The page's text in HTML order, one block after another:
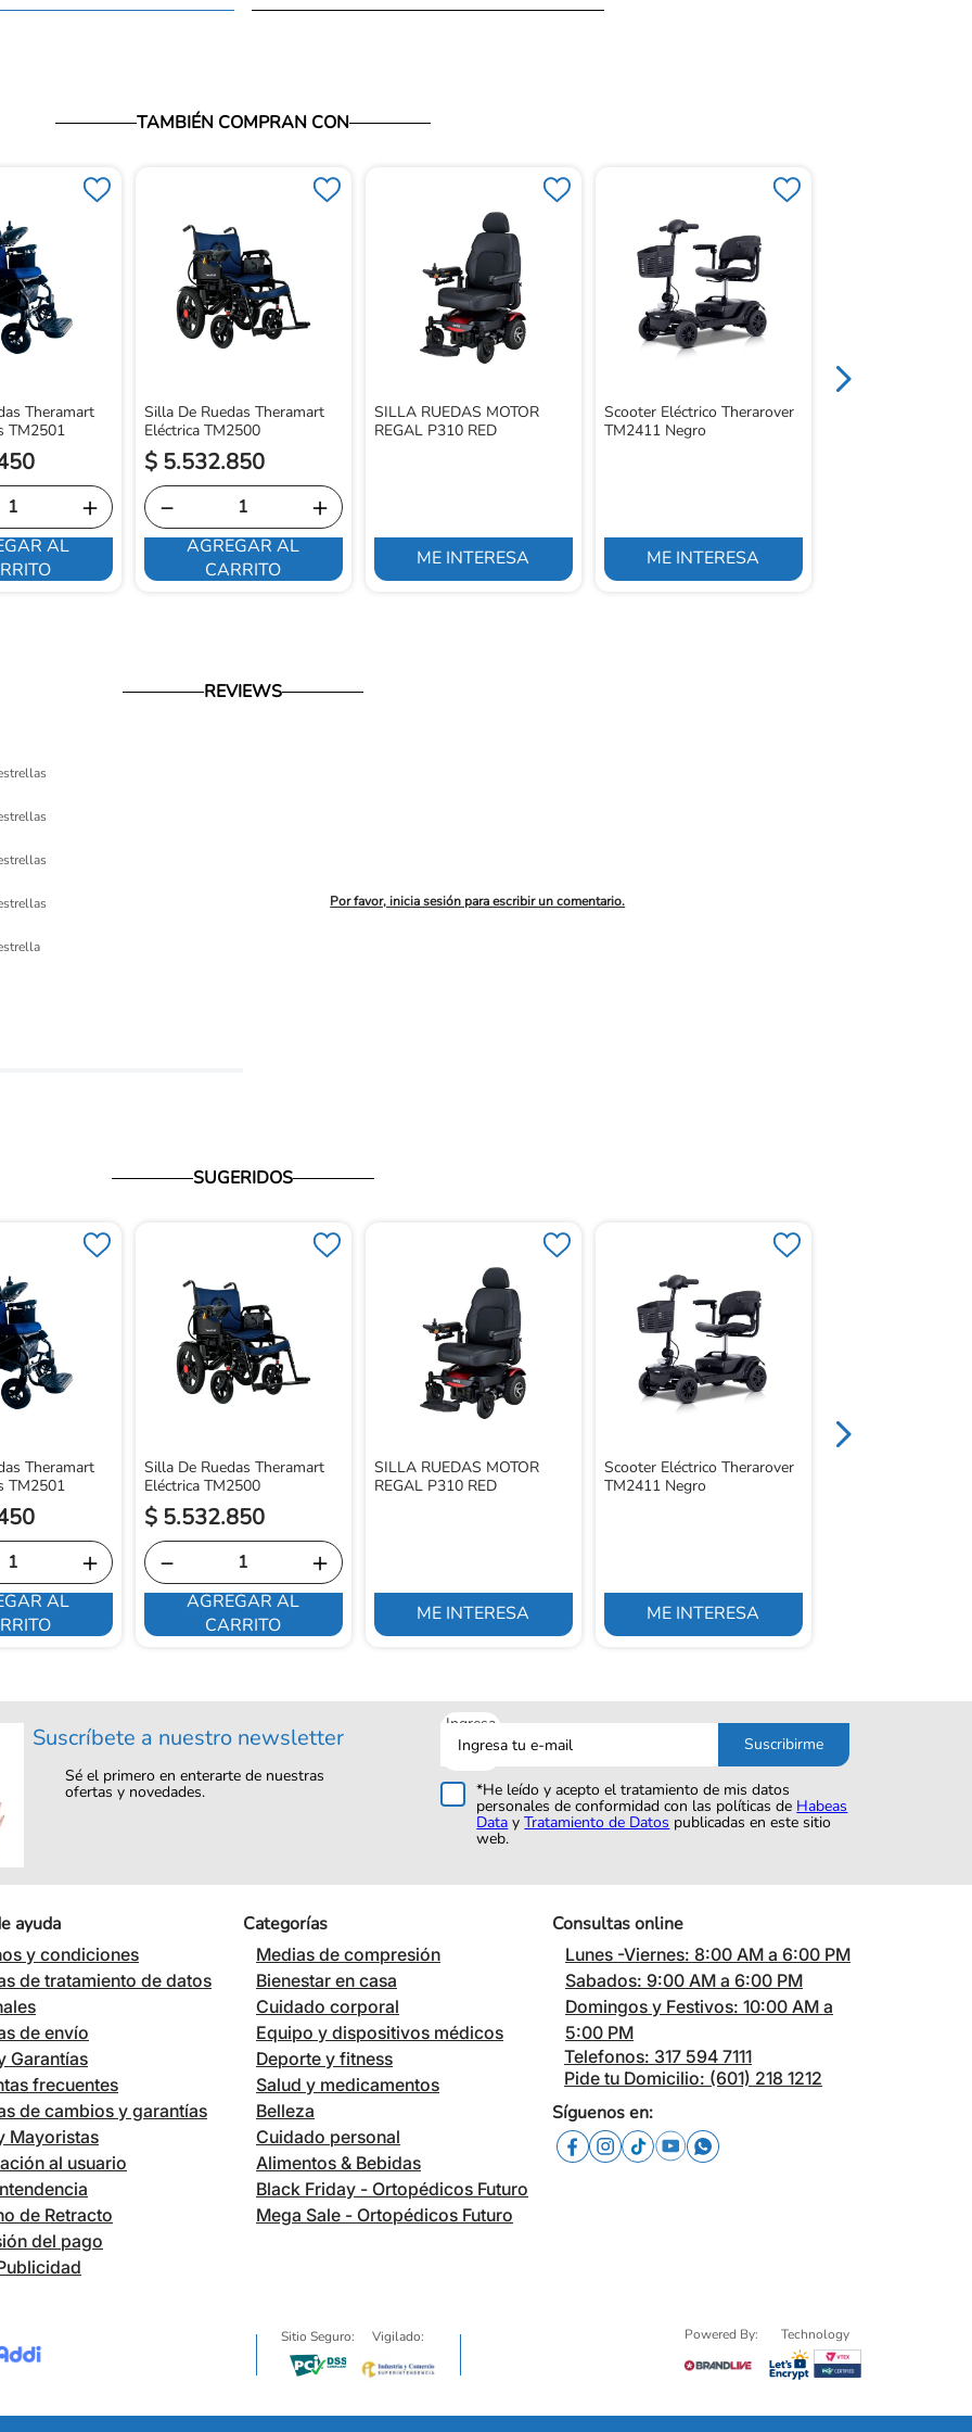
TAMBIÉN COMPRAN CON
Theramart
TM2501
＋
AL
Silla De Ruedas Theramart
Eléctrica TM2500
$ 5.532.850
＋
－
AGREGAR AL
CARRITO
SILLA RUEDAS MOTOR
REGAL P310 RED
ME INTERESA
Scooter Eléctrico Therarover
TM2411 Negro
ME INTERESA
REVIEWS
Por favor, inicia sesión para escribir un comentario.
SUGERIDOS
Theramart
TM2501
＋
AL
Silla De Ruedas Theramart
Eléctrica TM2500
$ 5.532.850
＋
－
AGREGAR AL
CARRITO
SILLA RUEDAS MOTOR
REGAL P310 RED
ME INTERESA
Scooter Eléctrico Therarover
TM2411 Negro
ME INTERESA
Suscríbete a nuestro newsletter
Sé el primero en enterarte de nuestras
ofertas y novedades.
Ingresa
tu
correo
Suscribirme
*He leído y acepto el tratamiento de mis datos
personales de conformidad con las políticas de Habeas
Data yTratamiento de Datos publicadas en este sitio
web.
ayuda
y condiciones
de tratamiento de datos
de envío
Garantías
frecuentes
de cambios y garantías
Mayoristas
al usuario
de Retracto
del pago
Categorías
Medias de compresión
Bienestar en casa
Cuidado corporal
Equipo y dispositivos médicos
Deporte y fitness
Salud y medicamentos
Belleza
Cuidado personal
Alimentos & Bebidas
Black Friday - Ortopédicos Futuro
Mega Sale - Ortopédicos Futuro
Consultas online
Lunes -Viernes: 8:00 AM a 6:00 PM
Sabados: 9:00 AM a 6:00 PM
Domingos y Festivos: 10:00 AM a
5:00 PM
Telefonos: 317 594 7111
Pide tu Domicilio: (601) 218 1212
Síguenos en:
Sitio Seguro: Vigilado: Powered By: Technology